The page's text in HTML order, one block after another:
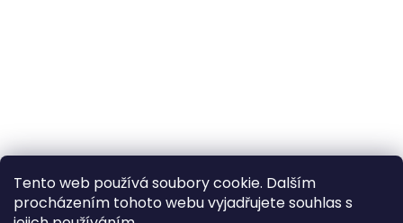
Tento web používá soubory cookie. Dalším
procházením tohoto webu vyjadřujete souhlas s
×
Hledáte nejvýhodnější cenu? Získáte jí